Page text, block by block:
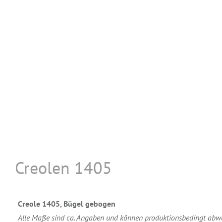
Creolen 1405
Creole 1405, Bügel gebogen
Alle Maße sind ca. Angaben und können produktionsbedingt